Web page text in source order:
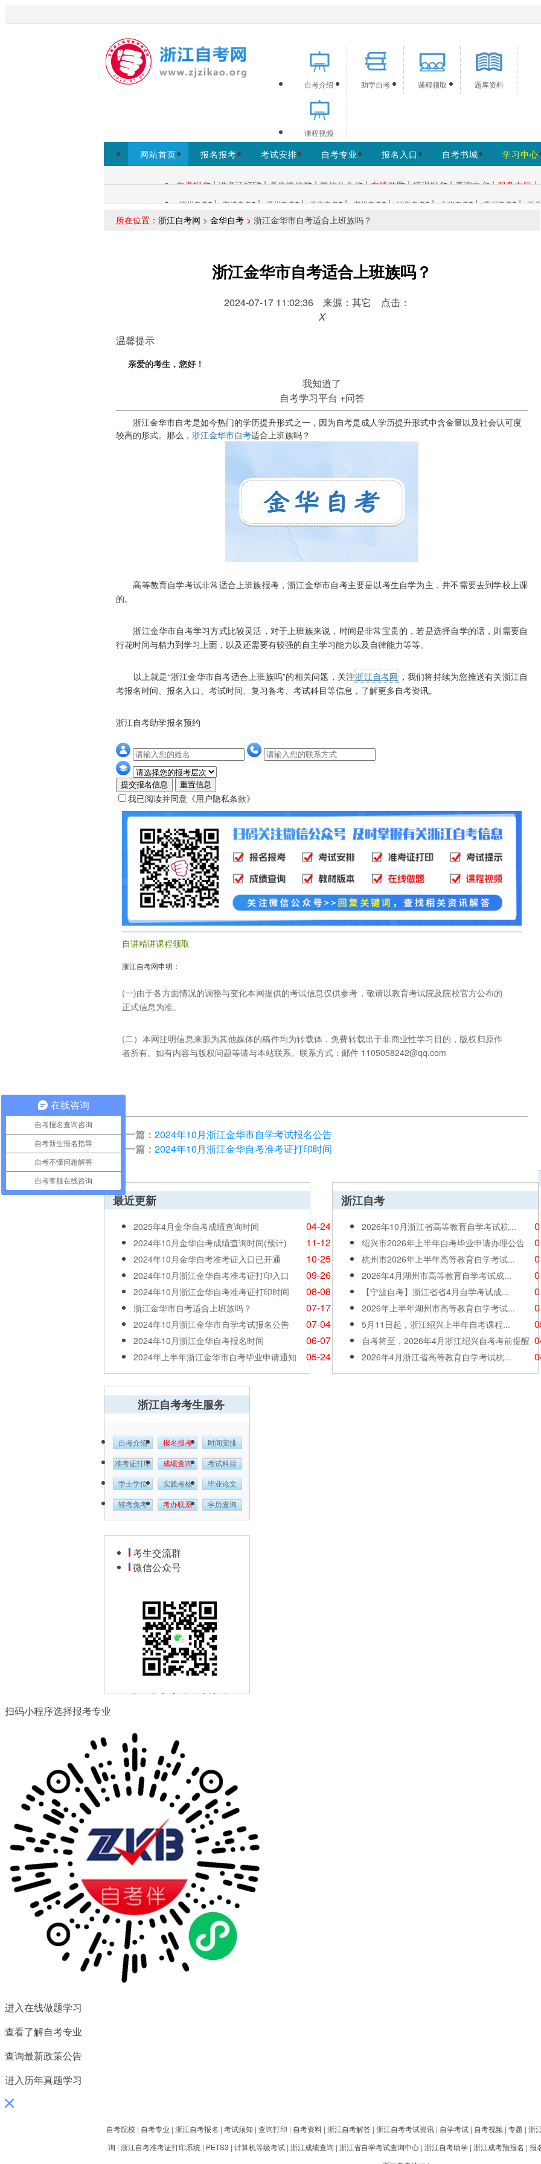
欢迎访问浙江自考网！为考生提供浙江自考信息服务，网站信息供学习交流使用，非政府官方网
www.zjzs.net为准。
自考介绍 助学自考 课程领取 题库资料
课程视频
网站首页 报名报考 考试安排 自考专业 报名入口 自考书城
学习中心
自考报名 | 准考证打印 | 考生微信群 | 微信公众号 | 在线做题 | 培训报名 | 查询中心 | 服务大厅 |
各市自考：
杭州自考 | 宁波自考 | 温州自考 | 嘉兴自考 | 湖州自考 | 绍兴自考 | 金华自考 | 衢州自考 | 更
所在位置： 浙江自考网 > 金华自考 > 浙江金华市自考适合上班族吗？
浙江金华市自考适合上班族吗？
2024-07-17 11:02:36 来源：其它 点击：
X
温馨提示
亲爱的考生，您好！
我知道了
自考学习平台 +问答
浙江金华市自考是如今热门的学历提升形式之一，因为自考是成人学历提升形式中含金量以及社会认可度
较高的形式。那么， 浙江金华市自考适合上班族吗？
高等教育自学考试非常适合上班族报考，浙江金华市自考主要是以考生自学为主，并不需要去到学校上课
的。
浙江金华市自考学习方式比较灵活，对于上班族来说，时间是非常宝贵的，若是选择自学的话，则需要自
行花时间与精力到学习上面，以及还需要有较强的自主学习能力以及自律能力等等。
以上就是“浙江金华市自考适合上班族吗”的相关问题，关注浙江自考网，我们将持续为您推送有关浙江自
考报名时间、报名入口、考试时间、复习备考、考试科目等信息，了解更多自考资讯。
浙江自考助学报名预约
提交报名信息 重置信息
我已阅读并同意 《用户隐私条款》
自讲精讲课程领取
浙江自考网申明：
(一)由于各方面情况的调整与变化本网提供的考试信息仅供参考，敬请以教育考试院及院校官方公布的
正式信息为准。
(二）本网注明信息来源为其他媒体的稿件均为转载体，免费转载出于非商业性学习目的，版权归原作
者所有。如有内容与版权问题等请与本站联系。联系方式：邮件 1105058242@qq.com
上一篇： 2024年10月浙江金华市自学考试报名公告
下一篇： 2024年10月浙江金华自考准考证打印时间
最近更新
2025年4月金华自考成绩查询时间 04-24
2024年10月金华自考成绩查询时间(预计) 11-12
2024年10月金华自考准考证入口已开通 10-25
2024年10月浙江金华自考准考证打印入口 09-26
2024年10月浙江金华自考准考证打印时间 08-08
浙江金华市自考适合上班族吗？ 07-17
2024年10月浙江金华市自学考试报名公告 07-04
2024年10月浙江金华自考报名时间 06-07
2024年上半年浙江金华市自考毕业申请通知 05-24
浙江自考
2026年10月浙江省高等教育自学考试杭...
绍兴市2026年上半年自考毕业申请办理公告
杭州市2026年上半年高等教育自学考试...
2026年4月湖州市高等教育自学考试成...
【宁波自考】浙江省省4月自学考试成...
2026年上半年湖州市高等教育自学考试...
5月11日起，浙江绍兴上半年自考课程...
自考将至，2026年4月浙江绍兴自考考前提醒
2026年4月浙江省高等教育自学考试杭...
浙江自考考生服务
自考介绍 报名报考 时间安排
准考证打印 成绩查询 考试科目
学士学位 实践考核 毕业论文
转考免考 考办联系 学历查询
考生交流群
微信公众号
扫一扫加入微信交流群
扫一扫关注微信公众号
随时获取自考信息以及各类学
习资料、学习方法、教程。
扫码小程序选择报考专业
进入在线做题学习
查看了解自考专业
查询最新政策公告
进入历年真题学习
自考院校| 自考专业 | 浙江自考报名 | 考试须知 | 查询打印 | 自考资料| 浙江自考解答| 浙江自考考试资讯| 自学考试| 自考视频| 专题 | 浙
询 | 浙江自考准考证打印系统 | PETS3 | 计算机等级考试 | 浙江成绩查询 | 浙江省自学考试查询中心 | 浙江自考助学 | 浙江成考预报名 | 报
在线咨询
自考报名查询咨询
自考新生报名指导
自考不懂问题解答
自考客服在线咨询